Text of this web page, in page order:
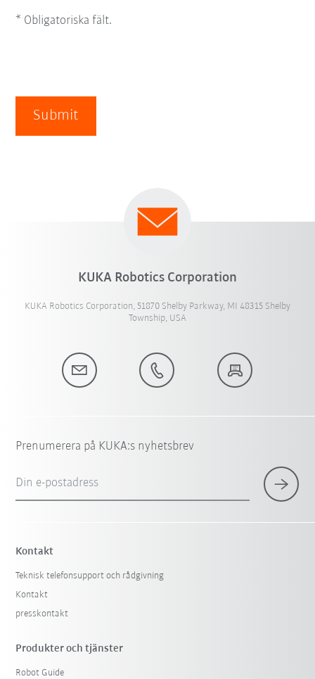
* Obligatoriska fält.
Submit
KUKA Robotics Corporation
KUKA Robotics Corporation, 51870 Shelby Parkway, MI 48315 Shelby
Township, USA
Prenumerera på KUKA:s nyhetsbrev
Din e-postadress
Kontakt
Teknisk telefonsupport och rådgivning
Kontakt
presskontakt
Produkter och tjänster
Robot Guide